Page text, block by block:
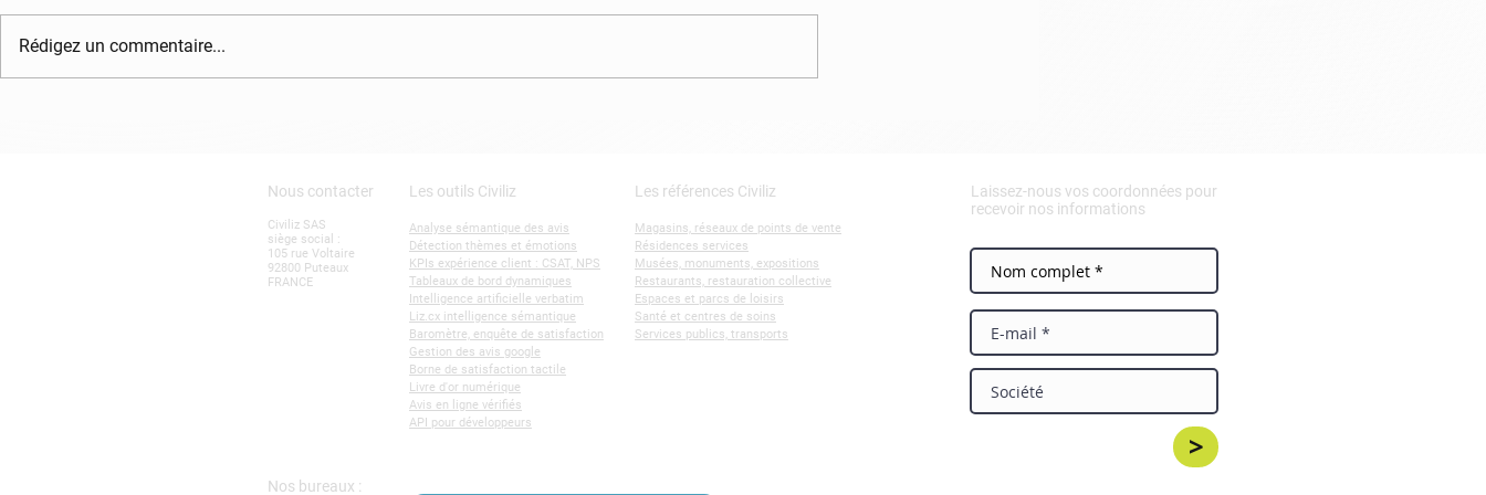
Rédigez un commentaire...
Nous contacter
Civiliz SAS
siège social :
105 rue Voltaire
92800 Puteaux
FRANCE
Les outils Civiliz
Analyse sémantique des avis
Détection thèmes et émotions
KPIs expérience client : CSAT, NPS
Tableaux de bord dynamiques
Intelligence artificielle verbatim
Liz.cx intelligence sémantique
Baromètre, enquête de satisfaction
Gestion des avis google
Borne de satisfaction tactile
Livre d'or numérique
Avis en ligne vérifiés
API pour développeurs
Les références Civiliz
Magasins, réseaux de points de vente
Résidences services
Musées, monuments, expositions
Restaurants, restauration collective
Espaces et parcs de loisirs
Santé et centres de soins
Services publics, transports
Nos bureaux :
Laissez-nous vos coordonnées pour
recevoir nos informations
>